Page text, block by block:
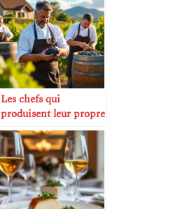
Les chefs qui
produisent leur propre
vin